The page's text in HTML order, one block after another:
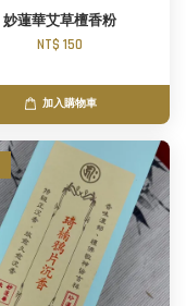
妙蓮華艾草檀香粉
NT$ 150
加入購物車